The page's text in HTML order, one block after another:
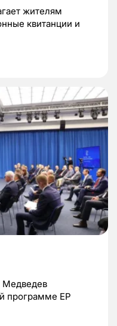
жителям
квитанции и
Медведев
программе ЕР